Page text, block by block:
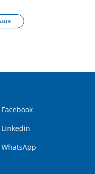
Facebook
Linkedin
WhatsApp